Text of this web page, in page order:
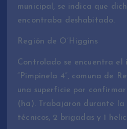
municipal, se indica que
encontraba deshabitado.
Región de O’Higgins
Controlado se encuentra el
“Pimpinela 4”, comuna de
una superficie por
(ha). Trabajaron durante la
técnicos, 2 brigadas y 1